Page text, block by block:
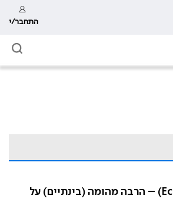
התחבר/י
אכינצאה (Echinacea) – הרבה מהומה (בינתיים) על